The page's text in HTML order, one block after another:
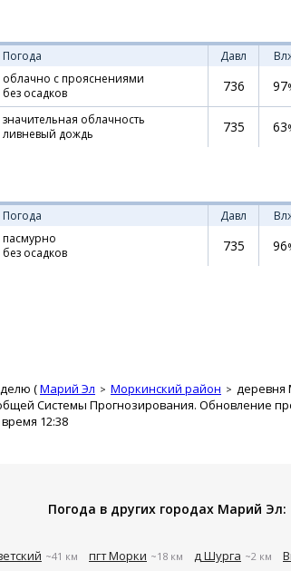
Погода Давл
облачно с прояснениями
без осадков
736 97
значительная облачность
ливневый дождь
735 63
Погода Давл
пасмурно
без осадков
735 96
(Марий Эл Моркинский район
Системы Прогнозирования. Обновление
12:38
Погода в других городах Марий Эл:
~41 км пгт Морки ~18 км д Шурга ~2 км